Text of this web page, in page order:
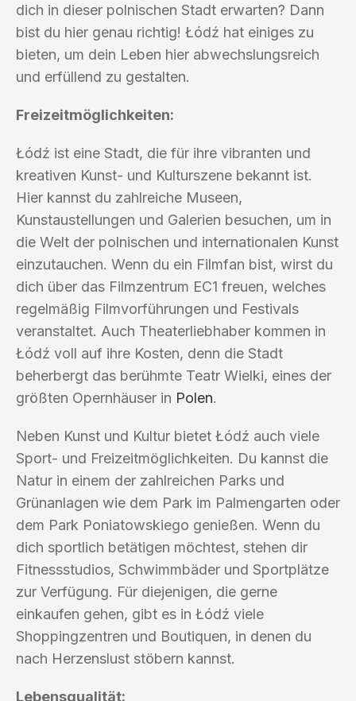
dich in dieser polnischen Stadt erwarten? Dann
bist du hier genau richtig! Łódź hat einiges zu
bieten, um dein Leben hier abwechslungsreich
und erfüllend zu gestalten.
Freizeitmöglichkeiten:
Łódź ist eine Stadt, die für ihre vibranten und
kreativen Kunst- und Kulturszene bekannt ist.
Hier kannst du zahlreiche Museen,
Kunstaustellungen und Galerien besuchen, um in
die Welt der polnischen und internationalen Kunst
einzutauchen. Wenn du ein Filmfan bist, wirst du
dich über das Filmzentrum EC1 freuen, welches
regelmäßig Filmvorführungen und Festivals
veranstaltet. Auch Theaterliebhaber kommen in
Łódź voll auf ihre Kosten, denn die Stadt
beherbergt das berühmte Teatr Wielki, eines der
größten Opernhäuser in Polen.
Neben Kunst und Kultur bietet Łódź auch viele
Sport- und Freizeitmöglichkeiten. Du kannst die
Natur in einem der zahlreichen Parks und
Grünanlagen wie dem Park im Palmengarten oder
dem Park Poniatowskiego genießen. Wenn du
dich sportlich betätigen möchtest, stehen dir
Fitnessstudios, Schwimmbäder und Sportplätze
zur Verfügung. Für diejenigen, die gerne
einkaufen gehen, gibt es in Łódź viele
Shoppingzentren und Boutiquen, in denen du
nach Herzenslust stöbern kannst.
Lebensqualität: